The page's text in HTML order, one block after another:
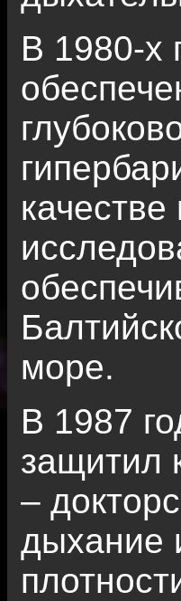
В 1980-х
море.
В 1987
защитил
–
дыхание